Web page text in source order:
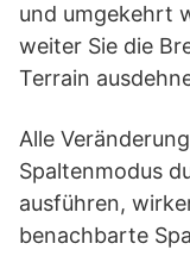
und umgekehrt
weiter Sie die
Terrain
Alle
Spaltenmodus
ausführen,
benachbarte